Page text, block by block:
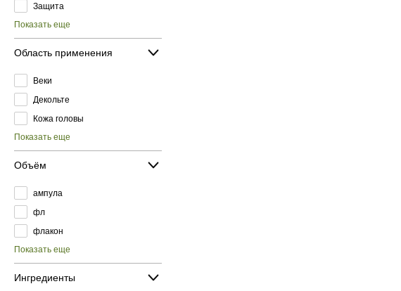
Защита
Показать еще
Область применения
Веки
Декольте
Кожа головы
Показать еще
Объём
ампула
фл
флакон
Показать еще
Ингредиенты